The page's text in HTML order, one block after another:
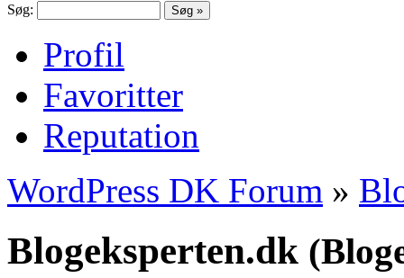
Søg:
Profil
Favoritter
Reputation
WordPress DK Forum »
Blogeksperten.dk